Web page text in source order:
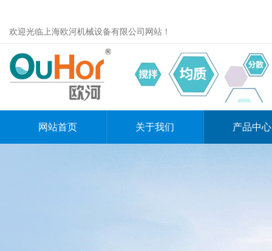
欢迎光临上海欧河机械设备有限公司网站！
网站首页 关于我们 产品中心